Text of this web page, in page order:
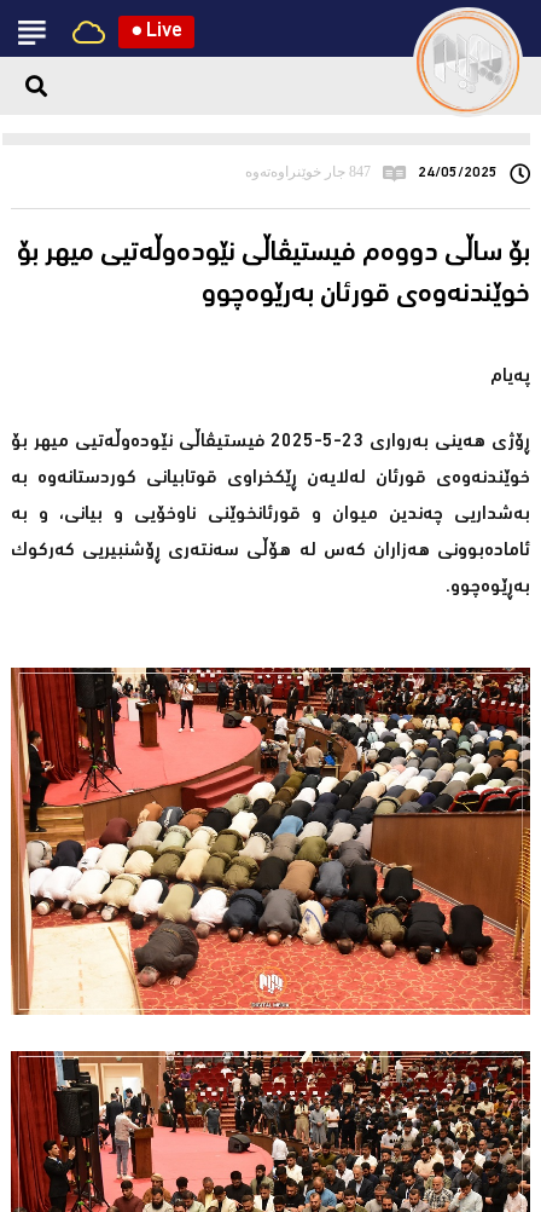
● Live
24/05/2025 847 جار خوێنراوەتەوە
بۆ ساڵی دووەم فیستیڤاڵی نێودەوڵەتیی میهر بۆ
خوێندنەوەى قورئان بەرێوەچوو
پەیام
ڕۆژی هەینی بەرواری 23-5-2025 فیستیڤاڵی نێودەوڵەتیی میهر بۆ
خوێندنەوەى قورئان لەلایەن ڕێکخراوی قوتابیانی کوردستانەوە بە
بەشداریی چەندین میوان و قورئانخوێنی ناوخۆیی و بیانی، و بە
ئامادەبوونی هەزاران کەس لە هۆڵی سەنتەری ڕۆشنبیریی کەرکوک
بەڕێوەچوو.